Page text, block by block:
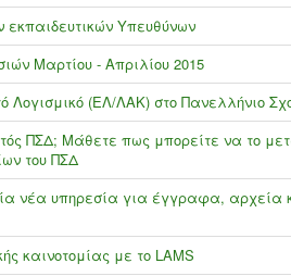
Υπευθύνων
Μαρτίου - Απριλίου 2015
Λογισμικό (ΕΛ/ΛΑΚ) στο Πανελλήνιο
ΠΣΔ; Μάθετε πως μπορείτε να το
του ΠΣΔ
νέα υπηρεσία για έγγραφα, αρχεία
καινοτομίας με το LAMS